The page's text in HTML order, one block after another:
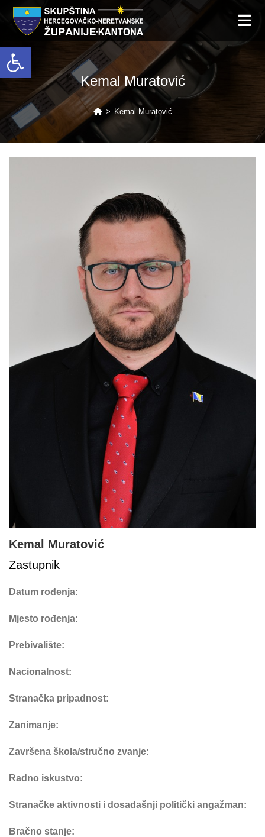
Open toolbar
Kemal Muratović
> Kemal Muratović
Kemal Muratović
Zastupnik
Datum rođenja:
Mjesto rođenja:
Prebivalište:
Nacionalnost:
Stranačka pripadnost:
Zanimanje:
Završena škola/stručno zvanje:
Radno iskustvo:
Stranačke aktivnosti i dosadašnji politički angažman:
Bračno stanje: